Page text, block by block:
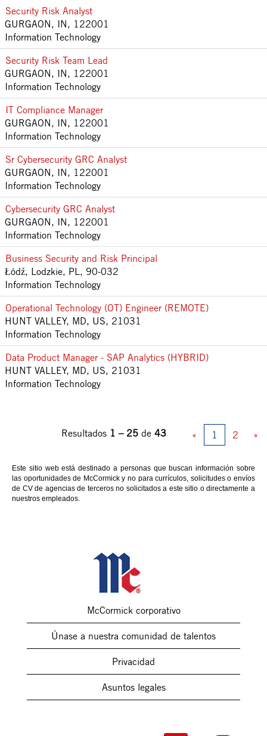
Security Risk Analyst
GURGAON, IN, 122001
Information Technology
Security Risk Team Lead
GURGAON, IN, 122001
Information Technology
IT Compliance Manager
GURGAON, IN, 122001
Information Technology
Sr Cybersecurity GRC Analyst
GURGAON, IN, 122001
Information Technology
Cybersecurity GRC Analyst
GURGAON, IN, 122001
Information Technology
Business Security and Risk Principal
Łódź, Lodzkie, PL, 90-032
Information Technology
Operational Technology (OT) Engineer (REMOTE)
HUNT VALLEY, MD, US, 21031
Information Technology
Data Product Manager - SAP Analytics (HYBRID)
HUNT VALLEY, MD, US, 21031
Information Technology
Resultados 1 – 25 de 43 « 1 2 »
Este sitio web está destinado a personas que buscan información sobre
las oportunidades de McCormick y no para currículos, solicitudes o envíos
de CV de agencias de terceros no solicitados a este sitio o directamente a
nuestros empleados.
McCormick corporativo
Únase a nuestra comunidad de talentos
Privacidad
Asuntos legales